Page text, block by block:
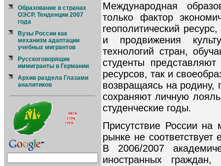
Образование в странах
ОЭСР. Тенденции 2007
года
Вузы России как
механизм адаптации
учебных мигрантов
Русскоговорящие
иммигранты в Германии
Архив раздела Глазами
аналитиков
Международная
только фактор
геополитический
и продвижения
технологий стран,
студенты
ресурсов, так и
возвращаясь на
сохраняют личную
студенческие годы.
Присутствие России на
рынке не
В 2006/2007
иностранных